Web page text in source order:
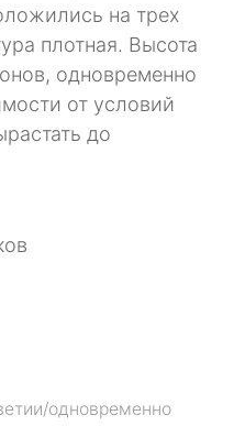
на трех
плотная. Высота
одновременно
от условий
до
одновременно